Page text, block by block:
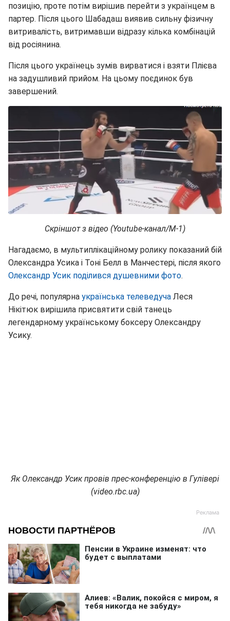
позицію, проте потім вирішив перейти з українцем в
партер. Після цього Шабадаш виявив сильну фізичну
витривалість, витримавши відразу кілька комбінацій
від росіянина.
Після цього українець зумів вирватися і взяти Плієва
на задушливий прийом. На цьому поєдинок був
завершений.
Скріншот з відео (Youtube-канал/М-1)
Нагадаємо, в мультиплікаційному ролику показаний бій
Олександра Усика і Тоні Белл в Манчестері, після якого
Олександр Усик поділився душевними фото.
До речі, популярна українська телеведуча Леся
Нікітюк вирішила присвятити свій танець
легендарному українському боксеру Олександру
Усику.
Як Олександр Усик провів прес-конференцію в Гулівері
(video.rbc.ua)